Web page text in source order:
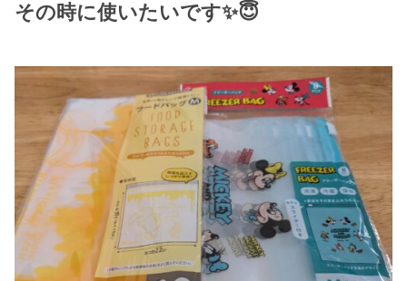
その時に使いたいです✨😇